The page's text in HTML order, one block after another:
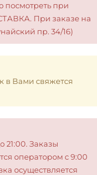
посмотреть при
При заказе на
пр. 34/16)
в Вами свяжется
21:00. Заказы
оператором с 9:00
осуществляется